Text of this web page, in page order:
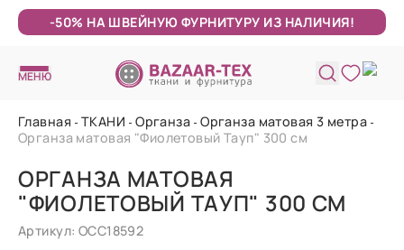
-50% НА ШВЕЙНУЮ ФУРНИТУРУ ИЗ НАЛИЧИЯ!
МЕНЮ
Главная ТКАНИ Органза Органза матовая 3 метра
Органза матовая "Фиолетовый Тауп" 300 см
ОРГАНЗА МАТОВАЯ
"ФИОЛЕТОВЫЙ ТАУП" 300 СМ
Артикул: ОСС18592